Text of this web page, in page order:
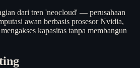
dari tren 'neocloud' — perusahaan
awan berbasis prosesor Nvidia,
kapasitas tanpa membangun